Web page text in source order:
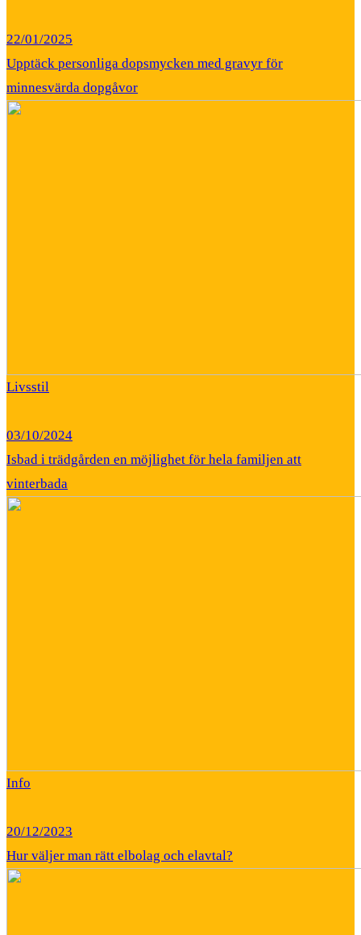
22/01/2025
Upptäck personliga dopsmycken med gravyr för
minnesvärda dopgåvor
Livsstil
03/10/2024
Isbad i trädgården en möjlighet för hela familjen att
vinterbada
Info
20/12/2023
Hur väljer man rätt elbolag och elavtal?